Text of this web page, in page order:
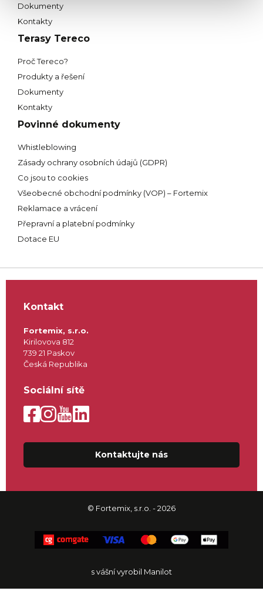
Dokumenty
Kontakty
Terasy Tereco
Proč Tereco?
Produkty a řešení
Dokumenty
Kontakty
Povinné dokumenty
Whistleblowing
Zásady ochrany osobních údajů (GDPR)
Co jsou to cookies
Všeobecné obchodní podmínky (VOP) – Fortemix
Reklamace a vrácení
Přepravní a platební podmínky
Dotace EU
© Fortemix, s.r.o. - 2026
s vášní vyrobil Manilot
Kontakt
Fortemix, s.r.o.
Kirilovova 812
739 21 Paskov
Česká Republika
Sociální sítě
Kontaktujte nás